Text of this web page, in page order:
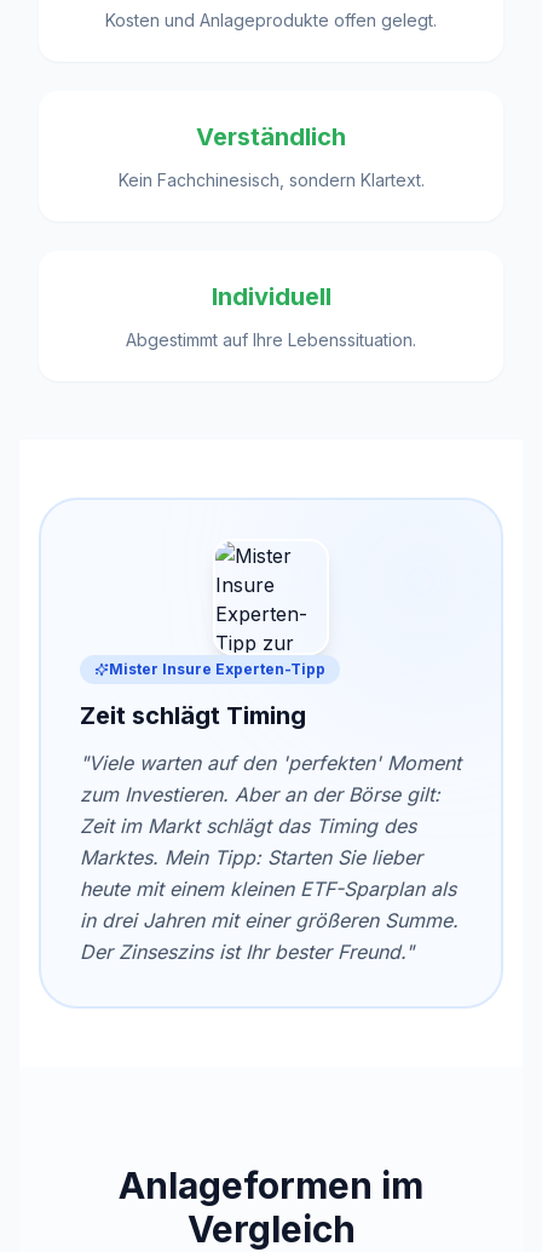
Kosten und Anlageprodukte offen gelegt.
Verständlich
Kein Fachchinesisch, sondern Klartext.
Individuell
Abgestimmt auf Ihre Lebenssituation.
Mister Insure Experten-Tipp
Zeit schlägt Timing
"Viele warten auf den 'perfekten' Moment
zum Investieren. Aber an der Börse gilt:
Zeit im Markt schlägt das Timing des
Marktes. Mein Tipp: Starten Sie lieber
heute mit einem kleinen ETF-Sparplan als
in drei Jahren mit einer größeren Summe.
Der Zinseszins ist Ihr bester Freund."
Anlageformen im
Vergleich